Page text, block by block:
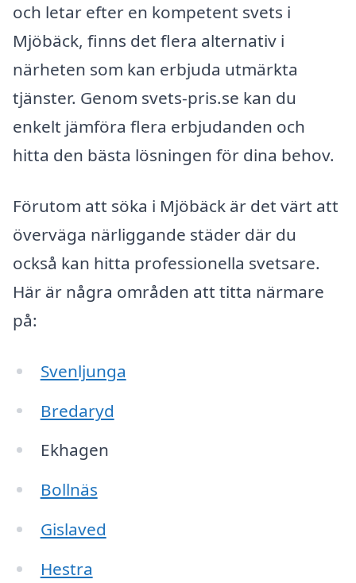
och letar efter en kompetent svets i
Mjöbäck, finns det flera alternativ i
närheten som kan erbjuda utmärkta
tjänster. Genom svets-pris.se kan du
enkelt jämföra flera erbjudanden och
hitta den bästa lösningen för dina behov.
Förutom att söka i Mjöbäck är det värt att
överväga närliggande städer där du
också kan hitta professionella svetsare.
Här är några områden att titta närmare
på:
Svenljunga
Bredaryd
Ekhagen
Bollnäs
Gislaved
Hestra